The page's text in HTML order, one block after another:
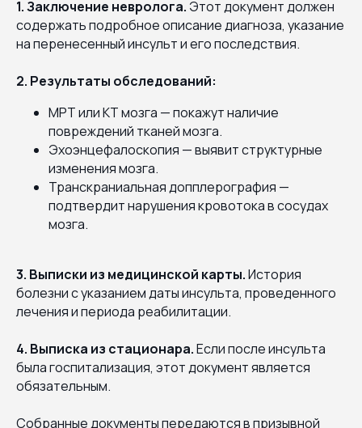
1. Заключение невролога. Этот документ должен
содержать подробное описание диагноза, указание
на перенесенный инсульт и его последствия.
2. Результаты обследований:
МРТ или КТ мозга — покажут наличие
повреждений тканей мозга.
Эхоэнцефалоскопия — выявит структурные
изменения мозга.
Транскраниальная допплерография —
подтвердит нарушения кровотока в сосудах
мозга.
3. Выписки из медицинской карты.История
болезни с указанием даты инсульта, проведенного
лечения и периода реабилитации.
4. Выписка из стационара.Если после инсульта
была госпитализация, этот документ является
обязательным.
Собранные документы передаются в призывной